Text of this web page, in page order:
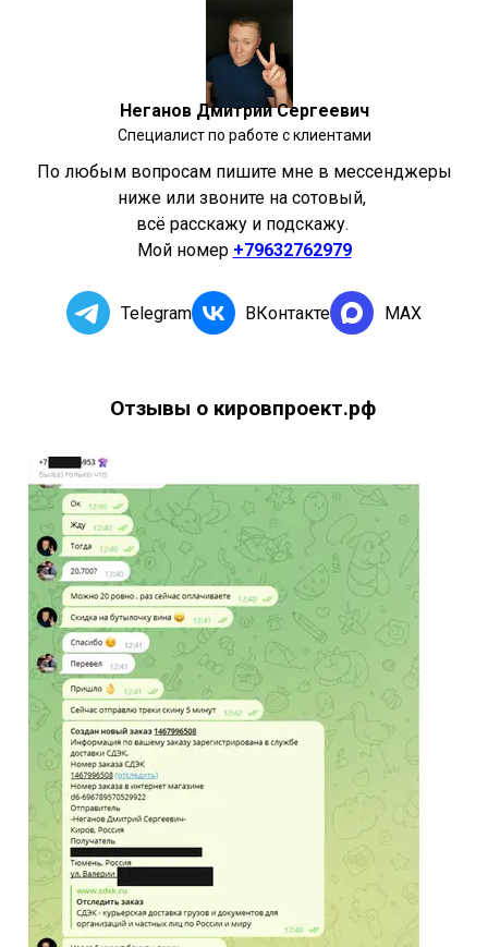
Специалист по работе с клиентами
Telegram ВКонтакте MAX
Неганов Дмитрий Сергеевич
По любым вопросам пишите мне в мессенджеры
ниже или звоните на сотовый,
всё расскажу и подскажу.
Мой номер +79632762979
Отзывы о кировпроект.рф